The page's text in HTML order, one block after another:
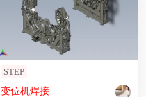
STEP
变位机焊接